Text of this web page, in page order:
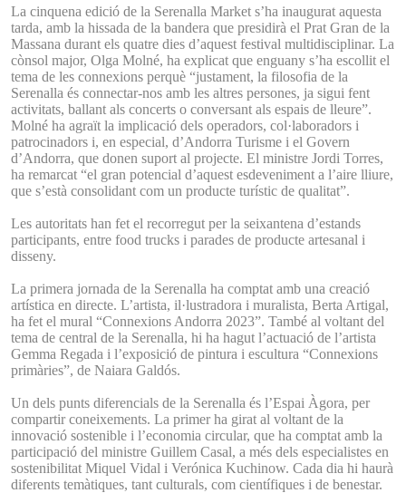
La cinquena edició de la Serenalla Market s’ha inaugurat aquesta
tarda, amb la hissada de la bandera que presidirà el Prat Gran de la
Massana durant els quatre dies d’aquest festival multidisciplinar. La
cònsol major, Olga Molné, ha explicat que enguany s’ha escollit el
tema de les connexions perquè “justament, la filosofia de la
Serenalla és connectar-nos amb les altres persones, ja sigui fent
activitats, ballant als concerts o conversant als espais de lleure”.
Molné ha agraït la implicació dels operadors, col·laboradors i
patrocinadors i, en especial, d’Andorra Turisme i el Govern
d’Andorra, que donen suport al projecte. El ministre Jordi Torres,
ha remarcat “el gran potencial d’aquest esdeveniment a l’aire lliure,
que s’està consolidant com un producte turístic de qualitat”.
Les autoritats han fet el recorregut per la seixantena d’estands
participants, entre food trucks i parades de producte artesanal i
disseny.
La primera jornada de la Serenalla ha comptat amb una creació
artística en directe. L’artista, il·lustradora i muralista, Berta Artigal,
ha fet el mural “Connexions Andorra 2023”. També al voltant del
tema de central de la Serenalla, hi ha hagut l’actuació de l’artista
Gemma Regada i l’exposició de pintura i escultura “Connexions
primàries”, de Naiara Galdós.
Un dels punts diferencials de la Serenalla és l’Espai Àgora, per
compartir coneixements. La primer ha girat al voltant de la
innovació sostenible i l’economia circular, que ha comptat amb la
participació del ministre Guillem Casal, a més dels especialistes en
sostenibilitat Miquel Vidal i Verónica Kuchinow. Cada dia hi haurà
diferents temàtiques, tant culturals, com científiques i de benestar.